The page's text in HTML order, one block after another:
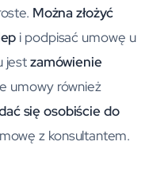
Można złożyć
i podpisać umowę u
jestzamówienie
umowy również
się osobiście do
z konsultantem.